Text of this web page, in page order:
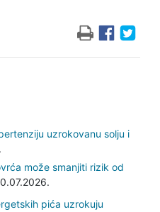
uzrokovanu solju i
može smanjiti rizik od
pića uzrokuju